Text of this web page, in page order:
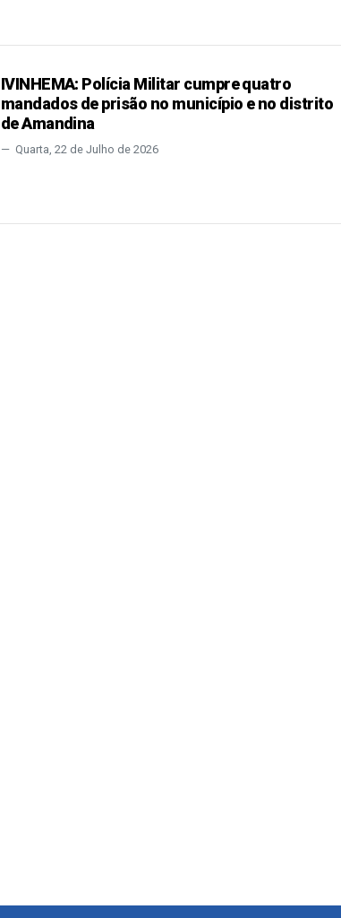
IVINHEMA: Polícia Militar cumpre quatro
mandados de prisão no município e no distrito
de Amandina
Quarta, 22 de Julho de 2026